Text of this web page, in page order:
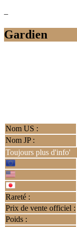
–
Gardien
Nom US :
Nom JP :
Toujours plus d'info'
Rareté :
Prix de vente officiel :
Poids :